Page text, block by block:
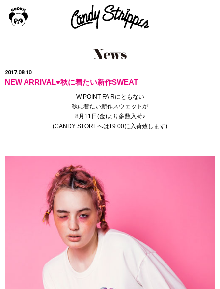
2017.08.10
NEW ARRIVAL♥秋に着たい新作SWEAT
W POINT FAIRにともない
秋に着たい新作スウェットが
8月11日(金)より多数入荷♪
(CANDY STOREへは19:00に入荷致します)